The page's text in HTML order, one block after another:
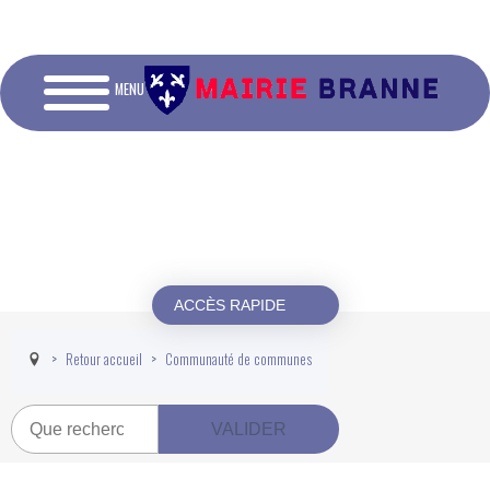
MENU
ACCÈS RAPIDE
Retour accueil Communauté de communes
Recherche
VALIDER